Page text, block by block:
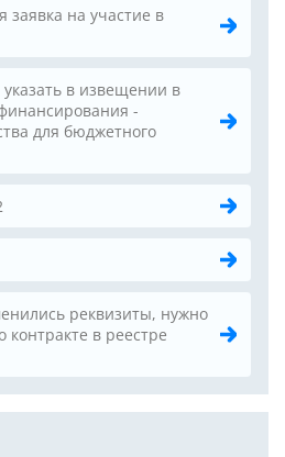
заявка на участие в
в извещении в
-
для бюджетного
реквизиты, нужно
контракте в реестре